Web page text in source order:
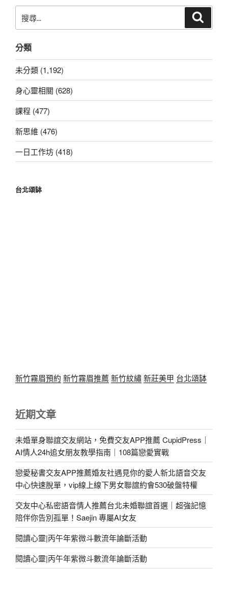
尋
鍵
字:
分類
未分類 (1,192)
身心靈相關 (628)
課程 (477)
新思維 (476)
一日工作坊 (418)
台北頌缽
新竹霧眉預約 新竹霧眉推薦 新竹紋繡新莊美甲 台北頌缽
近期文章
未婚單身聯誼交友網站，免費交友APP推薦 CupidPress｜
AI情人24h追女朋友教學指南｜108篇戀愛實戰
戀愛秘書交友APP推薦婚友社遇見你的愛人新北語音交友
中心快速脫單，vip線上線下男女聯誼約會530破盤特權
交友中心私密語音情人推薦台北未婚聯誼首選｜超強記憶
陪伴你告別孤單！Saejin 專屬AI女友
閱讀心靈|丙午年紫微斗數流年論斷活動
閱讀心靈|丙午年紫微斗數流年論斷活動